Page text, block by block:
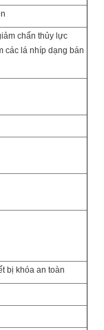
chấn thủy lực
các lá nhíp dạng bán
bị khóa an toàn